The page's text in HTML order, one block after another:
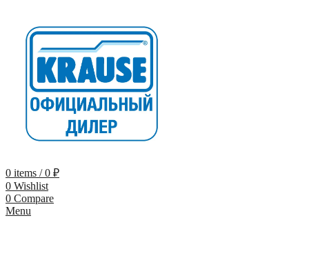
0 items / 0 ₽
0 Wishlist
0 Compare
Menu